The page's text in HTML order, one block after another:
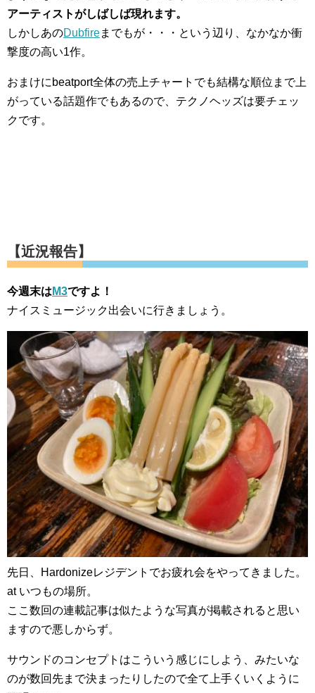
アーティストがしばしば現れます。
しかしあのDubfireまでもが・・・という辺り、なかなか衝
撃度の高い1作。
おまけにbeatport全体の売上チャートでも結構な順位まで上
がっている話題作でもあるので、テクノヘッズは要チェッ
クです。
【近況報告】
今週末は M3ですよ！
ナイスミュージック出会いに行きましょう。
先日、Hardonizeレジデントでお疲れ会をやってきました。
at いつもの場所。
ここ数回の連載記事は似たような写真が掲載されると思い
ますので悪しからず。
サウンドのコンセプトはこういう感じにしよう、みたいな
のが数回先まで決まったりしたので全て上手くいくように